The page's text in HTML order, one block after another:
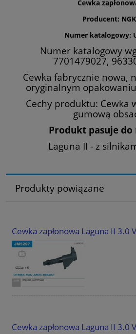
Cewka
Producent: NGK
Numer katalogowy:
Numer katalogowy
7701479027,
Cewka fabrycznie nowa,
oryginalnym
Cechy produktu: Cewka
gumową
Produkt pasuje
Laguna II - z
Produkty powiązane
Cewka zapłonowa Laguna II 3.0
Cewka zapłonowa Laguna II 3.0